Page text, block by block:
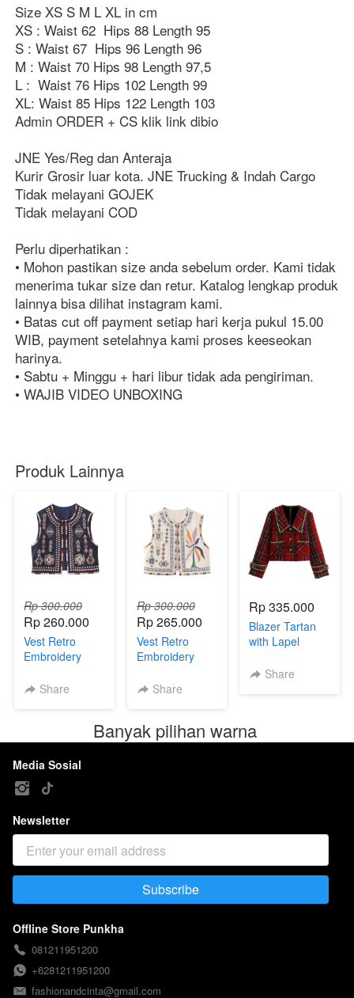
Size XS S M L XL in cm
XS : Waist 62  Hips 88 Length 95
S : Waist 67  Hips 96 Length 96
M : Waist 70 Hips 98 Length 97,5
L :  Waist 76 Hips 102 Length 99
XL: Waist 85 Hips 122 Length 103
⁣⁣⁣⁣⁣⁣⁣⁣⁣⁣Admin ORDER + CS klik link dibio⁣⁣⁣⁣⁣⁣⁣⁣⁣⁣⁣⁣⁣⁣⁣⁣⁣⁣⁣⁣⁣⁣⁣⁣⁣⁣⁣⁣⁣⁣⁣⁣⁣⁣⁣⁣⁣⁣⁣⁣⁣⁣⁣⁣⁣
JNE Yes/Reg dan Anteraja⁣⁣⁣⁣⁣⁣⁣⁣⁣⁣⁣⁣⁣⁣⁣⁣⁣⁣⁣⁣⁣⁣⁣⁣⁣⁣
Kurir Grosir luar kota. JNE Trucking & Indah Cargo⁣⁣⁣⁣⁣⁣⁣⁣⁣⁣⁣⁣⁣⁣⁣⁣⁣⁣⁣⁣⁣⁣⁣⁣⁣⁣⁣⁣⁣⁣⁣⁣⁣⁣⁣⁣⁣⁣⁣⁣⁣⁣⁣⁣⁣
Tidak melayani GOJEK⁣⁣⁣⁣⁣⁣⁣⁣⁣⁣⁣⁣⁣⁣⁣⁣⁣⁣⁣⁣⁣⁣⁣⁣⁣⁣⁣⁣⁣⁣⁣⁣⁣⁣⁣⁣⁣⁣⁣⁣⁣⁣⁣⁣⁣
Tidak melayani COD⁣⁣⁣⁣⁣⁣⁣⁣⁣⁣⁣⁣⁣⁣⁣⁣⁣⁣⁣⁣⁣⁣⁣⁣⁣⁣⁣⁣⁣⁣⁣⁣⁣⁣⁣⁣⁣⁣⁣⁣⁣⁣⁣
Perlu diperhatikan :⁣⁣⁣⁣⁣⁣⁣⁣⁣⁣⁣⁣⁣⁣⁣⁣⁣⁣⁣⁣⁣⁣⁣⁣⁣⁣⁣⁣⁣⁣⁣⁣⁣⁣⁣⁣⁣⁣⁣⁣⁣⁣⁣⁣⁣⁣⁣⁣⁣⁣
• Mohon pastikan size anda sebelum order. Kami tidak
menerima tukar size dan retur. Katalog lengkap produk
lainnya bisa dilihat instagram kami.⁣⁣⁣⁣⁣⁣⁣⁣⁣⁣⁣⁣⁣⁣⁣⁣⁣⁣⁣⁣⁣⁣⁣⁣⁣⁣⁣⁣⁣⁣⁣⁣⁣⁣⁣⁣⁣⁣⁣⁣⁣⁣⁣⁣⁣⁣⁣⁣⁣⁣
• Batas cut off payment setiap hari kerja pukul 15.00
WIB, payment setelahnya kami proses keeseokan
harinya. ⁣⁣⁣⁣⁣⁣⁣⁣⁣⁣⁣⁣⁣⁣⁣⁣⁣⁣⁣⁣⁣⁣⁣⁣⁣⁣⁣⁣⁣⁣⁣⁣⁣⁣⁣⁣⁣⁣⁣⁣⁣⁣⁣⁣⁣⁣⁣⁣⁣
• Sabtu + Minggu + hari libur tidak ada pengiriman. ⁣⁣⁣⁣⁣⁣⁣⁣⁣⁣⁣⁣⁣⁣⁣⁣⁣⁣⁣⁣⁣⁣⁣⁣⁣⁣⁣⁣⁣⁣⁣⁣⁣⁣⁣⁣⁣⁣⁣⁣⁣⁣⁣⁣⁣⁣⁣⁣⁣
• WAJIB VIDEO UNBOXING⁣⁣⁣⁣⁣⁣⁣⁣⁣⁣⁣⁣⁣⁣⁣⁣⁣⁣
Produk Lainnya
Rp 300.000
Rp 260.000
Vest Retro
Embroidery
Share
Rp 300.000
Rp 265.000
Vest Retro
Embroidery
Share
Rp 335.000
Blazer Tartan
with Lapel
Share
Banyak pilihan warna
Media Sosial
Newsletter
`
Subscribe
Offline Store Punkha
081211951200
+6281211951200
fashionandcinta@gmail.com